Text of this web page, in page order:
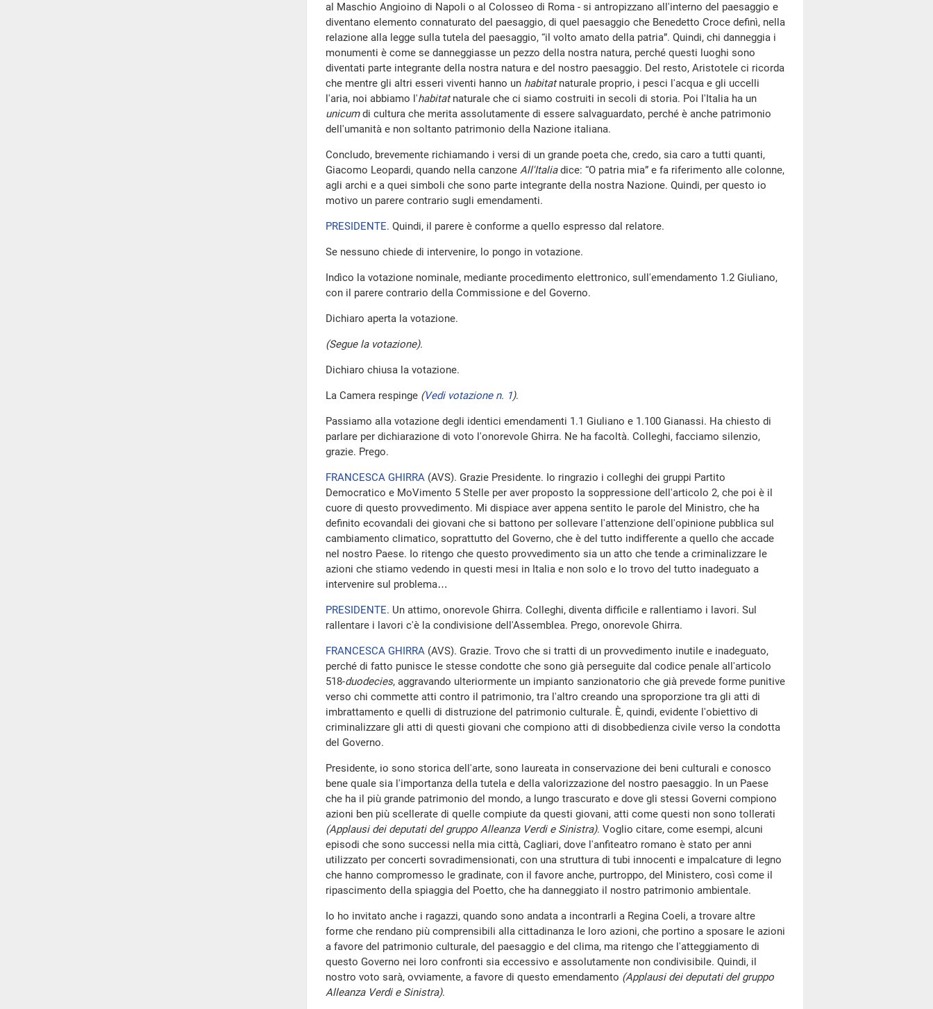
al Maschio Angioino di Napoli o al Colosseo di Roma - si antropizzano all'interno del paesaggio e
diventano elemento connaturato del paesaggio, di quel paesaggio che Benedetto Croce definì, nella
relazione alla legge sulla tutela del paesaggio, “il volto amato della patria”. Quindi, chi danneggia i
monumenti è come se danneggiasse un pezzo della nostra natura, perché questi luoghi sono
diventati parte integrante della nostra natura e del nostro paesaggio. Del resto, Aristotele ci ricorda
che mentre gli altri esseri viventi hanno un habitatnaturale proprio, i pesci l'acqua e gli uccelli
l'aria, noi abbiamo l'habitatnaturale che ci siamo costruiti in secoli di storia. Poi l'Italia ha un
unicumdi cultura che merita assolutamente di essere salvaguardato, perché è anche patrimonio
dell'umanità e non soltanto patrimonio della Nazione italiana.
Concludo, brevemente richiamando i versi di un grande poeta che, credo, sia caro a tutti quanti,
Giacomo Leopardi, quando nella canzone All'Italiadice: “O patria mia” e fa riferimento alle colonne,
agli archi e a quei simboli che sono parte integrante della nostra Nazione. Quindi, per questo io
motivo un parere contrario sugli emendamenti.
PRESIDENTE. Quindi, il parere è conforme a quello espresso dal relatore.
Se nessuno chiede di intervenire, lo pongo in votazione.
Indìco la votazione nominale, mediante procedimento elettronico, sull'emendamento 1.2 Giuliano,
con il parere contrario della Commissione e del Governo.
Dichiaro aperta la votazione.
(Segue la votazione).
Dichiaro chiusa la votazione.
La Camera respinge (Vedi votazione n. 1).
Passiamo alla votazione degli identici emendamenti 1.1 Giuliano e 1.100 Gianassi. Ha chiesto di
parlare per dichiarazione di voto l'onorevole Ghirra. Ne ha facoltà. Colleghi, facciamo silenzio,
grazie. Prego.
FRANCESCA GHIRRA (AVS). Grazie Presidente. Io ringrazio i colleghi dei gruppi Partito
Democratico e MoVimento 5 Stelle per aver proposto la soppressione dell'articolo 2, che poi è il
cuore di questo provvedimento. Mi dispiace aver appena sentito le parole del Ministro, che ha
definito ecovandali dei giovani che si battono per sollevare l'attenzione dell'opinione pubblica sul
cambiamento climatico, soprattutto del Governo, che è del tutto indifferente a quello che accade
nel nostro Paese. Io ritengo che questo provvedimento sia un atto che tende a criminalizzare le
azioni che stiamo vedendo in questi mesi in Italia e non solo e lo trovo del tutto inadeguato a
intervenire sul problema…
PRESIDENTE. Un attimo, onorevole Ghirra. Colleghi, diventa difficile e rallentiamo i lavori. Sul
rallentare i lavori c'è la condivisione dell'Assemblea. Prego, onorevole Ghirra.
FRANCESCA GHIRRA (AVS). Grazie. Trovo che si tratti di un provvedimento inutile e inadeguato,
perché di fatto punisce le stesse condotte che sono già perseguite dal codice penale all'articolo
518-duodecies, aggravando ulteriormente un impianto sanzionatorio che già prevede forme punitive
verso chi commette atti contro il patrimonio, tra l'altro creando una sproporzione tra gli atti di
imbrattamento e quelli di distruzione del patrimonio culturale. È, quindi, evidente l'obiettivo di
criminalizzare gli atti di questi giovani che compiono atti di disobbedienza civile verso la condotta
del Governo.
Presidente, io sono storica dell'arte, sono laureata in conservazione dei beni culturali e conosco
bene quale sia l'importanza della tutela e della valorizzazione del nostro paesaggio. In un Paese
che ha il più grande patrimonio del mondo, a lungo trascurato e dove gli stessi Governi compiono
azioni ben più scellerate di quelle compiute da questi giovani, atti come questi non sono tollerati
(Applausi dei deputati del gruppo Alleanza Verdi e Sinistra). Voglio citare, come esempi, alcuni
episodi che sono successi nella mia città, Cagliari, dove l'anfiteatro romano è stato per anni
utilizzato per concerti sovradimensionati, con una struttura di tubi innocenti e impalcature di legno
che hanno compromesso le gradinate, con il favore anche, purtroppo, del Ministero, così come il
ripascimento della spiaggia del Poetto, che ha danneggiato il nostro patrimonio ambientale.
Io ho invitato anche i ragazzi, quando sono andata a incontrarli a Regina Coeli, a trovare altre
forme che rendano più comprensibili alla cittadinanza le loro azioni, che portino a sposare le azioni
a favore del patrimonio culturale, del paesaggio e del clima, ma ritengo che l'atteggiamento di
questo Governo nei loro confronti sia eccessivo e assolutamente non condivisibile. Quindi, il
nostro voto sarà, ovviamente, a favore di questo emendamento (Applausi dei deputati del gruppo
Alleanza Verdi e Sinistra).